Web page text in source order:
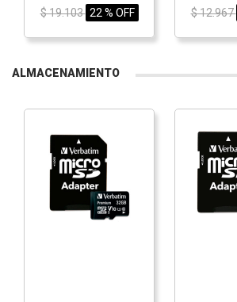
$ 19.103 22 % OFF $ 12.967
ALMACENAMIENTO